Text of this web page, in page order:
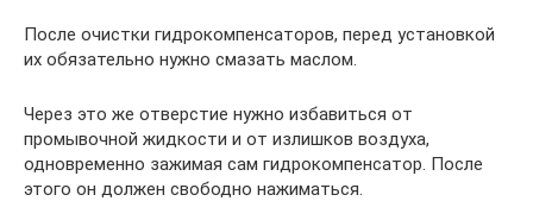
После очистки гидрокомпенсаторов, перед установкой
их обязательно нужно смазать маслом.
Через это же отверстие нужно избавиться от
промывочной жидкости и от излишков воздуха,
одновременно зажимая сам гидрокомпенсатор. После
этого он должен свободно нажиматься.